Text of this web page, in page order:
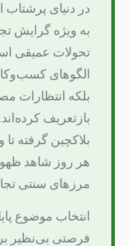
در دنیای پرشتاب
به ویژه گرایش
تحولات عمیقی
الگوهای
بلکه انتظارات
بازتعریف
بلاکچین گرفته
هر روز شاهد
مرزهای سنتی
انتخاب موضوع
فرصتی بی‌نظیر